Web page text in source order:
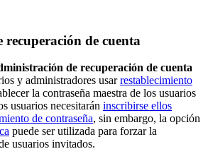
de cuenta
de recuperación de cuenta
y administradores usarrestablecimiento
la contraseña maestra de los usuarios
usuarios necesitarán inscribirse ellos
de contraseña, sin embargo, la opción
puede ser utilizada para forzar la
usuarios invitados.